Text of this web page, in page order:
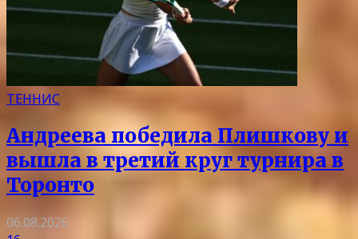
ТЕННИС
Андреева победила Плишкову и
вышла в третий круг турнира в
Торонто
06.08.2026